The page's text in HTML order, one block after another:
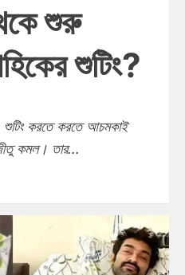
শুরু
শুটিং?
শুটিং করতে করতে আচমকাই
কমল। তার...